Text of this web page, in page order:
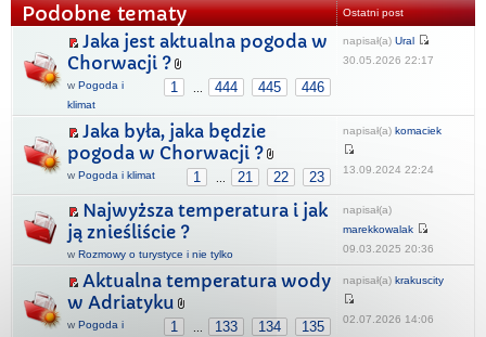
Podobne tematy Ostatni post
Jaka jest aktualna pogoda w
Chorwacji ?
1 ... 444 445 446
w Pogoda i
klimat
napisał(a) Ural
30.05.2026 22:17
Jaka była, jaka będzie
pogoda w Chorwacji ?
1 ... 21 22 23
w Pogoda i klimat
napisał(a) komaciek
13.09.2024 22:24
Najwyższa temperatura i jak
ją znieśliście ?
w Rozmowy o turystyce i nie tylko
napisał(a)
marekkowalak
09.03.2025 20:36
Aktualna temperatura wody
w Adriatyku
1 ... 133 134 135
w Pogoda i
napisał(a) krakuscity
02.07.2026 14:06